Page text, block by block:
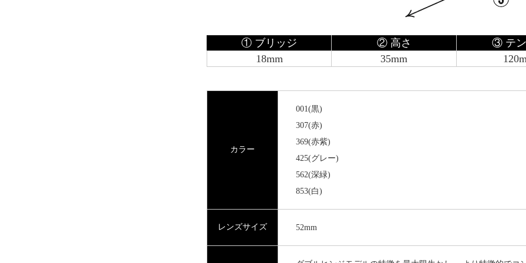
① ブリッジ ② 高さ
③ テ
18mm
35mm
カラー
001(黒)
307(赤)
369(赤紫)
425(グレー)
562(深緑)
853(白)
レンズサイズ 52mm